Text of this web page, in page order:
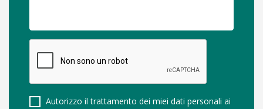
Autorizzo il trattamento dei miei dati personali ai